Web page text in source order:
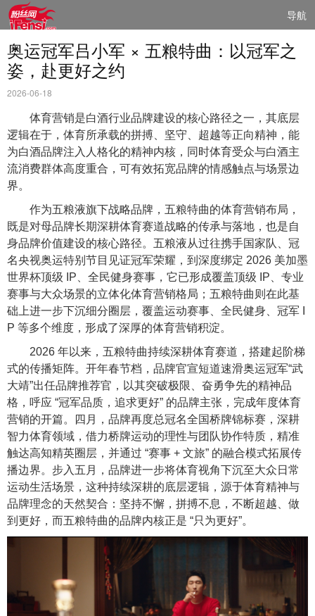
导航
奥运冠军吕小军 × 五粮特曲：以冠军之
姿，赴更好之约
2026-06-18
体育营销是白酒行业品牌建设的核心路径之一，其底层
逻辑在于，体育所承载的拼搏、坚守、超越等正向精神，能
为白酒品牌注入人格化的精神内核，同时体育受众与白酒主
流消费群体高度重合，可有效拓宽品牌的情感触点与场景边
界。
作为五粮液旗下战略品牌，五粮特曲的体育营销布局，
既是对母品牌长期深耕体育赛道战略的传承与落地，也是自
身品牌价值建设的核心路径。五粮液从过往携手国家队、冠
名央视奥运特别节目见证冠军荣耀，到深度绑定 2026 美加墨
世界杯顶级 IP、全民健身赛事，它已形成覆盖顶级 IP、专业
赛事与大众场景的立体化体育营销格局；五粮特曲则在此基
础上进一步下沉细分圈层，覆盖运动赛事、全民健身、冠军 I
P 等多个维度，形成了深厚的体育营销积淀。
2026 年以来，五粮特曲持续深耕体育赛道，搭建起阶梯
式的传播矩阵。开年春节档，品牌官宣短道速滑奥运冠军“武
大靖”出任品牌推荐官，以其突破极限、奋勇争先的精神品
格，呼应 “冠军品质，追求更好” 的品牌主张，完成年度体育
营销的开篇。四月，品牌再度总冠名全国桥牌锦标赛，深耕
智力体育领域，借力桥牌运动的理性与团队协作特质，精准
触达高知精英圈层，并通过 “赛事 + 文旅” 的融合模式拓展传
播边界。步入五月，品牌进一步将体育视角下沉至大众日常
运动生活场景，这种持续深耕的底层逻辑，源于体育精神与
品牌理念的天然契合：坚持不懈，拼搏不息，不断超越、做
到更好，而五粮特曲的品牌内核正是 “只为更好”。